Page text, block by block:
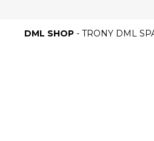
DML SHOP - TRONY DML